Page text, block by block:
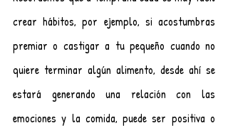
crear hábitos, por ejemplo, si acostumbras
premiar o castigar a tu pequeño cuando no
quiere terminar algún alimento, desde ahí se
estará generando una relación con las
emociones y la comida, puede ser positiva o